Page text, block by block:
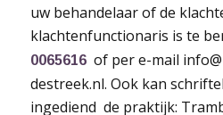
uw behandelaar of de
klachtenfunctionaris is te
0065616 of per e-mail
destreek.nl. Ook kan
ingediend de praktijk: